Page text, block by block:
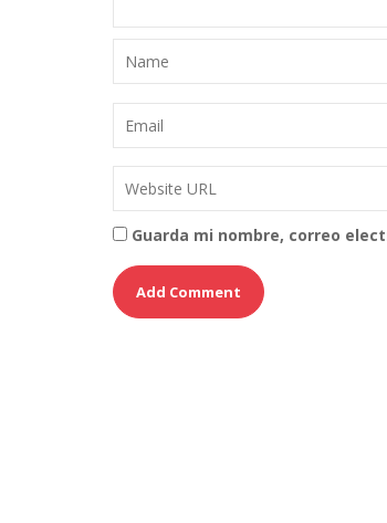
Guarda mi nombre, correo